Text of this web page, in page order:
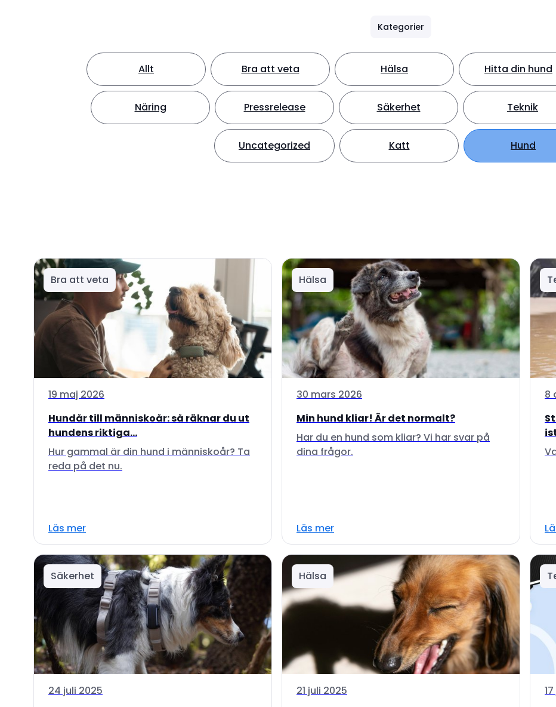
Kategorier
Allt Bra att veta Hälsa Hitta din hund
Näring Pressrelease Säkerhet Teknik
Uncategorized Katt Hund
Bra att veta
19 maj 2026
Hundår till människoår: så räknar du ut
hundens riktiga...
Hur gammal är din hund i människoår? Ta
reda på det nu.
Läs mer
Hälsa
30 mars 2026
Min hund kliar! Är det normalt?
Har du en hund som kliar? Vi har svar på
dina frågor.
Läs mer
8
Säkerhet
24 juli 2025
Hälsa
21 juli 2025